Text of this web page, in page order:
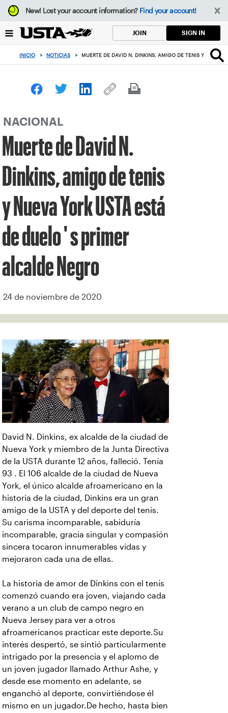
Enfoque
desde
botón
volver
principio
New!Lost your account information? Find your account!
JOIN SIGN IN
INICIO > NOTICIAS > MUERTE DE DAVID N. DINKINS, AMIGO DE TENIS Y NUEVA
NACIONAL
Muerte de David N.
Dinkins, amigo de tenis
y Nueva York USTA está
de duelo ' s primer
alcalde Negro
24 de noviembre de 2020
David N. Dinkins, ex alcalde de la ciudad de
Nueva York y miembro de la Junta Directiva
de la USTA durante 12 años, falleció. Tenía
93 . El 106 alcalde de la ciudad de Nueva
York, el único alcalde afroamericano en la
historia de la ciudad, Dinkins era un gran
amigo de la USTA y del deporte del tenis.
Su carisma incomparable, sabiduría
incomparable, gracia singular y compasión
sincera tocaron innumerables vidas y
mejoraron cada una de ellas.
La historia de amor de Dinkins con el tenis
comenzó cuando era joven, viajando cada
verano a un club de campo negro en
Nueva Jersey para ver a otros
afroamericanos practicar este deporte.Su
interés despertó, se sintió particularmente
intrigado por la presencia y el aplomo de
un joven jugador llamado Arthur Ashe, y
desde ese momento en adelante, se
enganchó al deporte, convirtiéndose él
mismo en un jugador.De hecho, hasta bien